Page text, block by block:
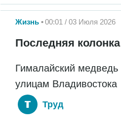
Жизнь 00:01 / 03 Июля 2026
Последняя колонка
Гималайский медведь
улицам Владивостока
Труд